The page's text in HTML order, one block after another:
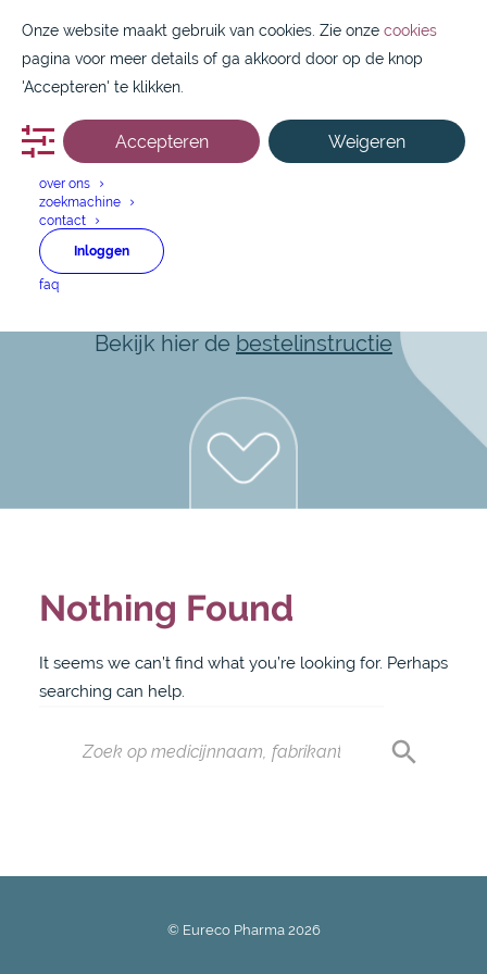
088 1800 550
over ons
zoekmachine
contact
Inloggen
faq
Bekijk hier de bestelinstructie
Nothing Found
It seems we can’t find what you’re looking for. Perhaps
searching can help.
© Eureco Pharma 2026
Onze website maakt gebruik van cookies. Zie onze cookies
pagina voor meer details of ga akkoord door op de knop
'Accepteren' te klikken.
Accepteren Weigeren